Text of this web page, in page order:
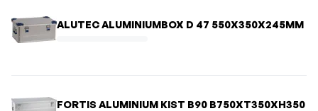
ALUTEC ALUMINIUMBOX D 47 550X350X245MM
FORTIS ALUMINIUM KIST B90 B750XT350XH350